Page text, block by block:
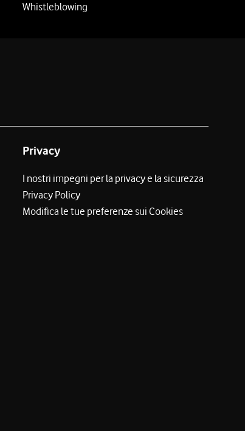
Whistleblowing
Privacy
I nostri impegni per la privacy e la sicurezza
Privacy Policy
Modifica le tue preferenze sui Cookies